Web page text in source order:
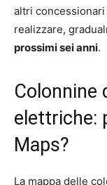
altri
realizzare,
prossimi sei anni.
Colonnine
elettriche:
Maps?
La mappa delle